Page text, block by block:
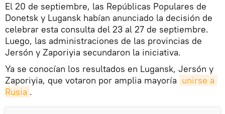
El 20 de septiembre, las Repúblicas Populares de
Donetsk y Lugansk habían anunciado la decisión de
celebrar esta consulta del 23 al 27 de septiembre.
Luego, las administraciones de las provincias de
Jersón y Zaporiyia secundaron la iniciativa.
Ya se conocían los resultados en Lugansk, Jersón y
Zaporiyia, que votaron por amplia mayoría unirse a
Rusia .